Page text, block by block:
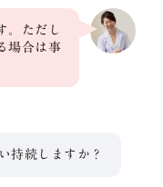
。ただし
場合は事
持続しますか？